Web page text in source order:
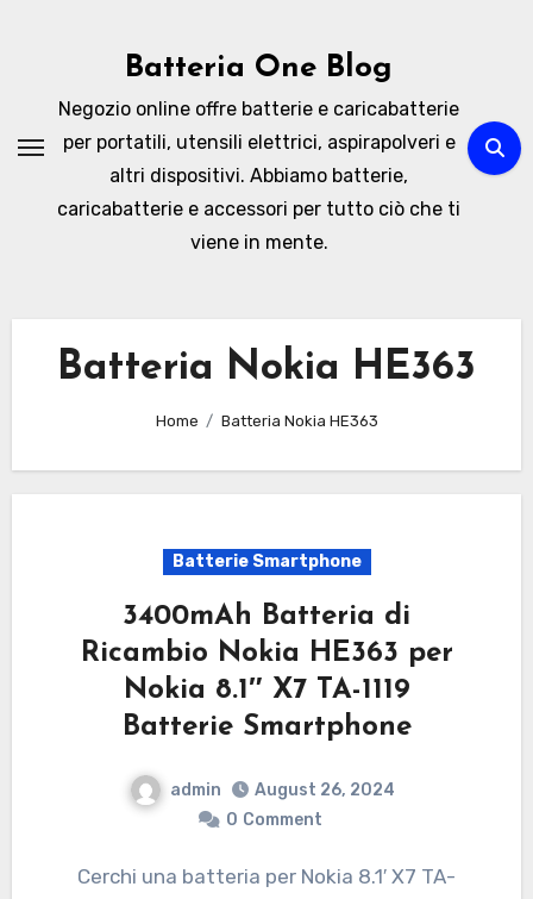
Batteria One Blog
Negozio online offre batterie e caricabatterie
per portatili, utensili elettrici, aspirapolveri e
altri dispositivi. Abbiamo batterie,
caricabatterie e accessori per tutto ciò che ti
viene in mente.
Batteria Nokia HE363
Home Batteria Nokia HE363
Batterie Smartphone
3400mAh Batteria di
Ricambio Nokia HE363 per
Nokia 8.1″ X7 TA-1119
Batterie Smartphone
admin
August 26, 2024
0 Comment
Cerchi una batteria per Nokia 8.1′ X7 TA-